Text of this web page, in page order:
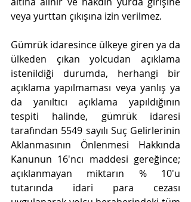
veya yurttan çıkışına izin verilmez.
Gümrük idaresince ülkeye giren ya da
ülkeden çıkan yolcudan açıklama
istenildiği durumda, herhangi bir
açıklama yapılmaması veya yanlış ya
da yanıltıcı açıklama yapıldığının
tespiti halinde, gümrük idaresi
tarafından 5549 sayılı Suç Gelirlerinin
Aklanmasının Önlenmesi Hakkında
Kanunun 16'ncı maddesi gereğince;
açıklanmayan miktarın % 10'u
tutarında idari para cezası